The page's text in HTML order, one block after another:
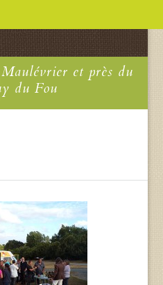
et près du
du Fou